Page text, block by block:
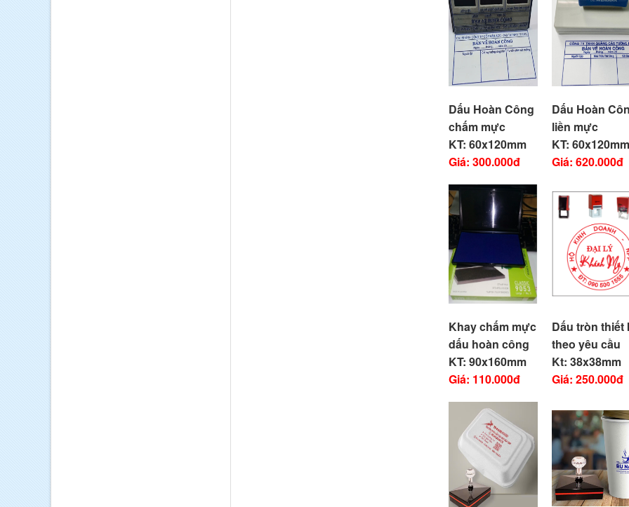
Dấu Hoàn Công
chấm mực
KT: 60x120mm
Giá: 300.000đ
Dấu Hoàn
liền mực
KT:
Giá: 620.000đ
Khay chấm mực
dấu hoàn công
KT: 90x160mm
Giá: 110.000đ
Dấu tròn thiết
theo yêu cầu
Kt: 38x38mm
Giá: 250.000đ